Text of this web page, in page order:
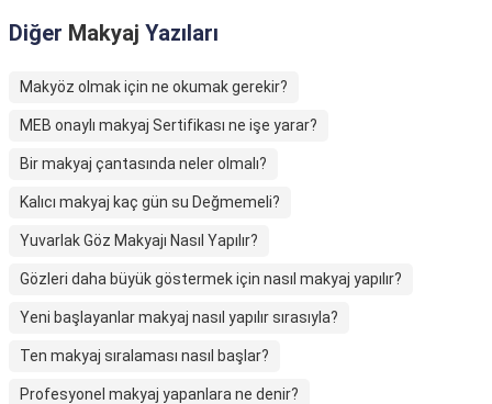
Diğer Makyaj Yazıları
Makyöz olmak için ne okumak gerekir?
MEB onaylı makyaj Sertifikası ne işe yarar?
Bir makyaj çantasında neler olmalı?
Kalıcı makyaj kaç gün su Değmemeli?
Yuvarlak Göz Makyajı Nasıl Yapılır?
Gözleri daha büyük göstermek için nasıl makyaj yapılır?
Yeni başlayanlar makyaj nasıl yapılır sırasıyla?
Ten makyaj sıralaması nasıl başlar?
Profesyonel makyaj yapanlara ne denir?